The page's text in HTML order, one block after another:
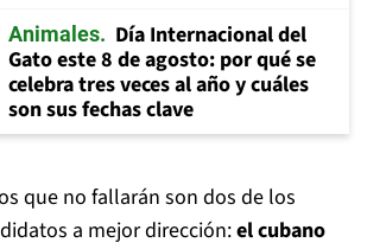
Animales
Día Internacional del
Gato este 8 de agosto: por qué se
celebra tres veces al año y cuáles
son sus fechas clave
que no fallarán son dos de los
a mejor dirección:el cubano